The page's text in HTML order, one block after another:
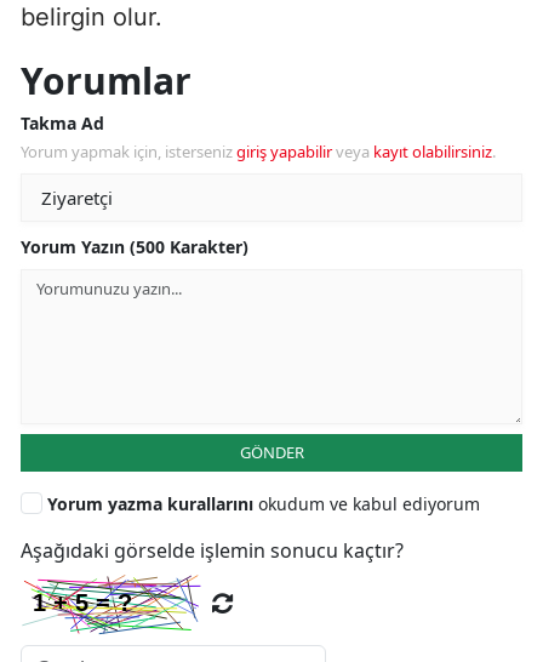
belirgin olur.
Yorumlar
Takma Ad
Yorum yapmak için, istersenizgiriş yapabilirveya kayıt olabilirsiniz.
Yorum Yazın (500 Karakter)
GÖNDER
Yorum yazma kurallarını okudum ve kabul ediyorum
Aşağıdaki görselde işlemin sonucu kaçtır?